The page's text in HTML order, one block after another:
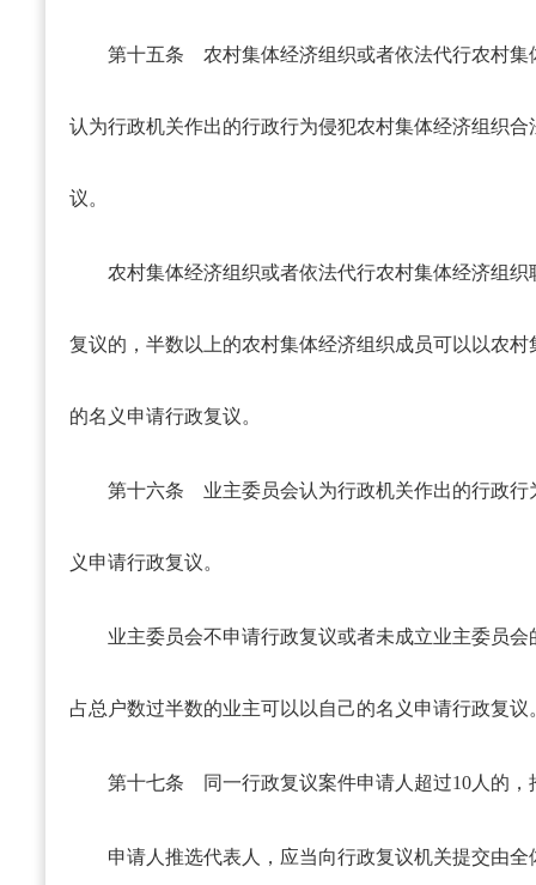
第十五条 农村集体经济组织或者依法代行农村集
认为行政机关作出的行政行为侵犯农村集体经济组织
议。
农村集体经济组织或者依法代行农村集体经济组
复议的，半数以上的农村集体经济组织成员可以以农
的名义申请行政复议。
第十六条 业主委员会认为行政机关作出的行政行
义申请行政复议。
业主委员会不申请行政复议或者未成立业主委员
占总户数过半数的业主可以以自己的名义申请行政复议
第十七条 同一行政复议案件申请人超过10人的，
申请人推选代表人，应当向行政复议机关提交由